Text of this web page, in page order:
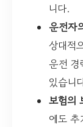
니다.
운전자
상대적
운전
있습니
보험의
에도